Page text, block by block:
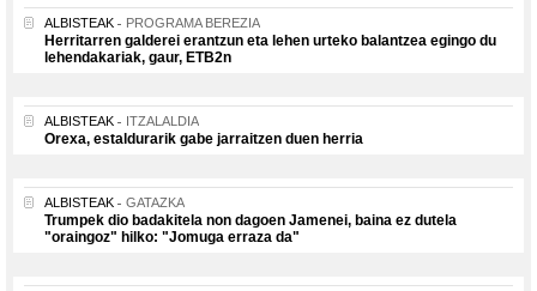
ALBISTEAK PROGRAMA BEREZIA
Herritarren galderei erantzun eta lehen urteko balantzea egingo du
lehendakariak, gaur, ETB2n
ALBISTEAK ITZALALDIA
Orexa, estaldurarik gabe jarraitzen duen herria
ALBISTEAK GATAZKA
Trumpek dio badakitela non dagoen Jamenei, baina ez dutela
"oraingoz" hilko: "Jomuga erraza da"